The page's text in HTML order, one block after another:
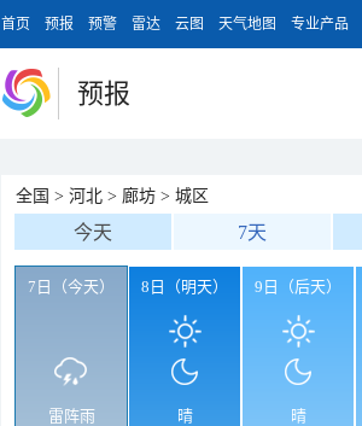
首页 预报 预警 雷达 云图 天气地图 专业产品
预报
全国 > 河北 > 廊坊 > 城区
今天 7天
7日（今天）
雷阵雨
8日（明天）
晴
9日（后天）
晴